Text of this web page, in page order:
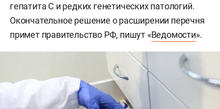
гепатита С и редких генетических патологий.
Окончательное решение о расширении перечня
примет правительство РФ, пишут «Ведомости».